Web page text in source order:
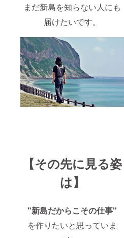
まだ新島を知らない人にも
届けたいです。
【その先に見る姿
は】
"新島だからこその仕事"
を作りたいと思っていま